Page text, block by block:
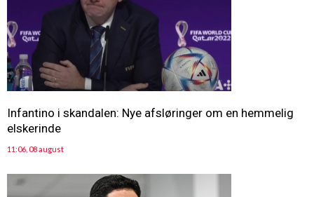
Infantino i skandalen: Nye afsløringer om en hemmelig
elskerinde
11:06, 08 august